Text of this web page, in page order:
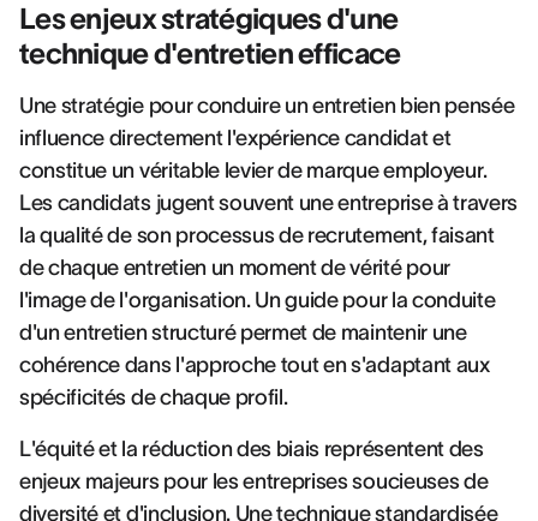
Les enjeux stratégiques d'une
technique d'entretien efficace
Une stratégie pour conduire un entretien bien pensée
influence directement l'expérience candidat et
constitue un véritable levier de marque employeur.
Les candidats jugent souvent une entreprise à travers
la qualité de son processus de recrutement, faisant
de chaque entretien un moment de vérité pour
l'image de l'organisation. Un guide pour la conduite
d'un entretien structuré permet de maintenir une
cohérence dans l'approche tout en s'adaptant aux
spécificités de chaque profil.
L'équité et la réduction des biais représentent des
enjeux majeurs pour les entreprises soucieuses de
diversité et d'inclusion. Une technique standardisée